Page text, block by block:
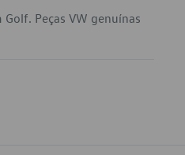
Peças VW genuínas